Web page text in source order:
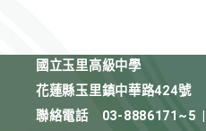
國立玉里高級中學
花蓮縣玉里鎮中華路424號
聯絡電話
03-8886171~5